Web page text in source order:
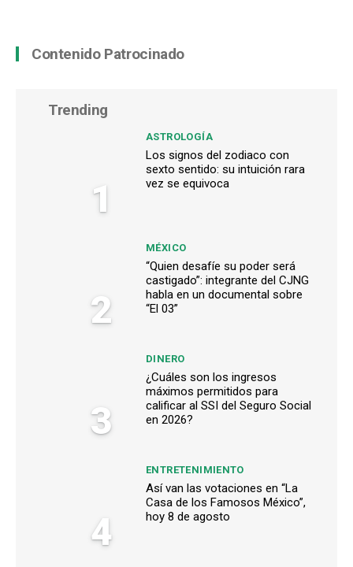
Contenido Patrocinado
Trending
1
ASTROLOGÍA
Los signos del zodiaco con
sexto sentido: su intuición rara
vez se equivoca
2
MÉXICO
“Quien desafíe su poder será
castigado”: integrante del CJNG
habla en un documental sobre
“El 03”
3
DINERO
¿Cuáles son los ingresos
máximos permitidos para
calificar al SSI del Seguro Social
en 2026?
4
ENTRETENIMIENTO
Así van las votaciones en “La
Casa de los Famosos México”,
hoy 8 de agosto